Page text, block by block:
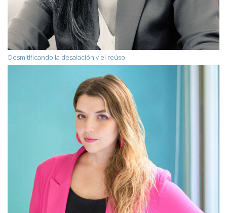
Desmitificando la desalación y el reúso